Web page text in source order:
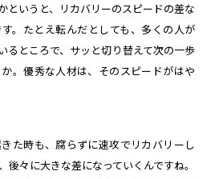
というと、リカバリーのスピードの差な
。たとえ転んだとしても、多くの人が
るところで、サッと切り替えて次の一歩
。優秀な人材は、そのスピードがはや
た時も、腐らずに速攻でリカバリーし
後々に大きな差になっていくんですね。